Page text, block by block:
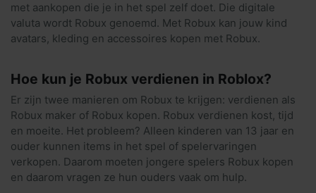
met aankopen die je in het spel zelf doet. Die digitale
valuta wordt Robux genoemd. Met Robux kan jouw kind
avatars, kleding en accessoires kopen met Robux.
Hoe kun je Robux verdienen in Roblox?
Er zijn twee manieren om Robux te krijgen: verdienen als
Robux maker of Robux kopen. Robux verdienen kost, tijd
en moeite. Het probleem? Alleen kinderen van 13 jaar en
ouder kunnen items in het spel of spelervaringen
verkopen. Daarom moeten jongere spelers Robux kopen
en daarom vragen ze hun ouders vaak om hulp.